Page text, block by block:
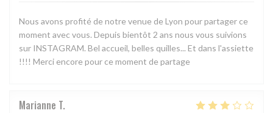
Nous avons profité de notre venue de Lyon pour partager ce
moment avec vous. Depuis bientôt 2 ans nous vous suivions
sur INSTAGRAM. Bel accueil, belles quilles... Et dans l'assiette
!!!! Merci encore pour ce moment de partage
Marianne T